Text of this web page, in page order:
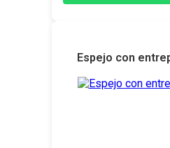
Espejo con